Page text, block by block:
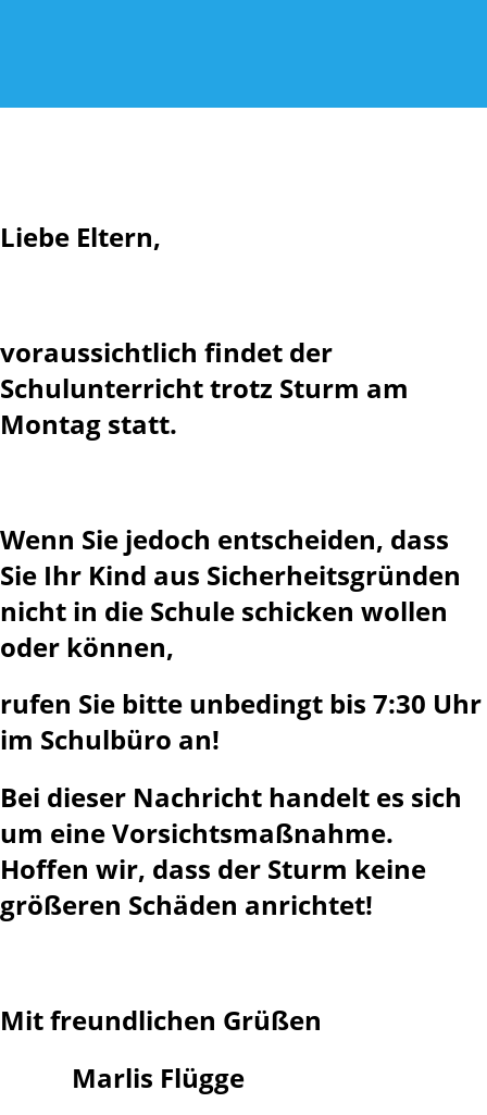
Liebe Eltern,
voraussichtlich findet der
Schulunterricht trotz Sturm am
Montag statt.
Wenn Sie jedoch entscheiden, dass
Sie Ihr Kind aus Sicherheitsgründen
nicht in die Schule schicken wollen
oder können,
rufen Sie bitte unbedingt bis 7:30 Uhr
im Schulbüro an!
Bei dieser Nachricht handelt es sich
um eine Vorsichtsmaßnahme.
Hoffen wir, dass der Sturm keine
größeren Schäden anrichtet!
Mit freundlichen Grüßen
Marlis Flügge